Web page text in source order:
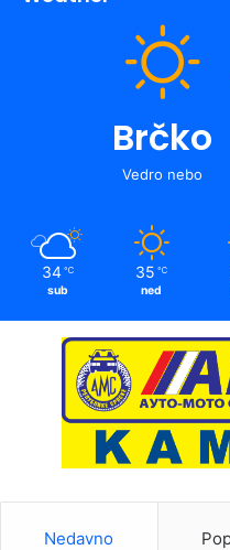
Brčko
Vedro nebo
34 ℃
sub
35 ℃
ned
Nedavno